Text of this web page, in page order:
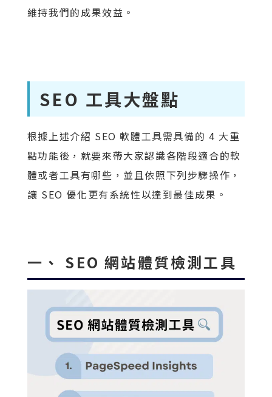
維持我們的成果效益。
SEO 工具大盤點
根據上述介紹 SEO 軟體工具需具備的 4 大重
點功能後，就要來帶大家認識各階段適合的軟
體或者工具有哪些，並且依照下列步驟操作，
讓 SEO 優化更有系統性以達到最佳成果。
一、 SEO 網站體質檢測工具